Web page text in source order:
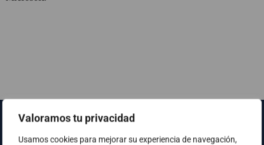
Valoramos tu privacidad
Usamos cookies para mejorar su experiencia de navegación,